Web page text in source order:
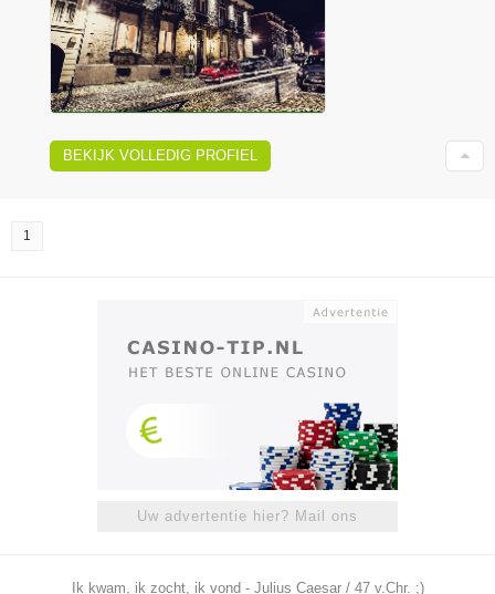
BEKIJK VOLLEDIG PROFIEL
1
Uw advertentie hier? Mail ons
Ik kwam, ik zocht, ik vond - Julius Caesar / 47 v.Chr. ;)